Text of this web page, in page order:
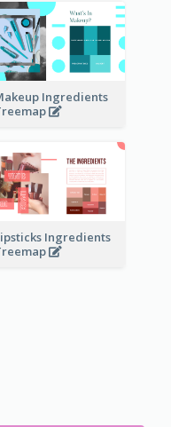
Ingredients
Ingredients